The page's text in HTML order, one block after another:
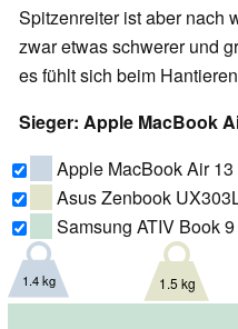
Spitzenreiter ist aber nach
zwar etwas schwerer und
es fühlt sich beim
Sieger: Apple MacBook
Apple MacBook Air
Asus Zenbook
Samsung ATIV Book
1.4 kg 1.5 kg